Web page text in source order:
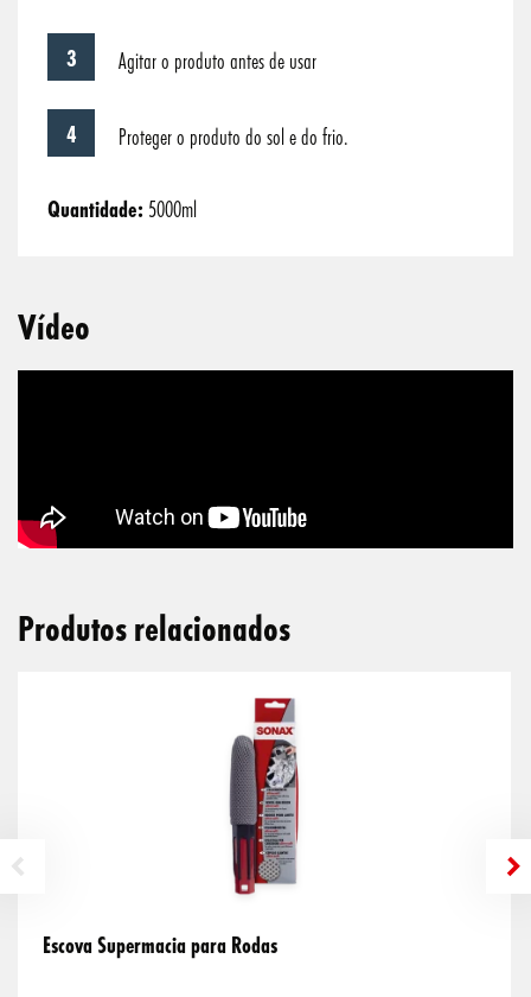
Agitar o produto antes de usar
Proteger o produto do sol e do frio.
Quantidade: 5000ml
Vídeo
Produtos relacionados
Escova Supermacia para Rodas